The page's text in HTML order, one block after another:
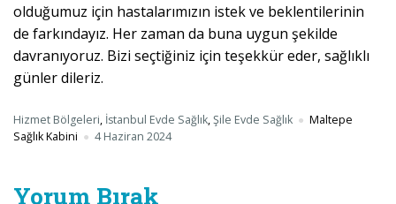
olduğumuz için hastalarımızın istek ve beklentilerinin
de farkındayız. Her zaman da buna uygun şekilde
davranıyoruz. Bizi seçtiğiniz için teşekkür eder, sağlıklı
günler dileriz.
Hizmet Bölgeleri, İstanbul Evde Sağlık,Şile Evde Sağlık
Maltepe
Sağlık Kabini
4 Haziran 2024
Yorum Bırak